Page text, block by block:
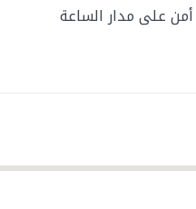
أمن على مدار الساعة